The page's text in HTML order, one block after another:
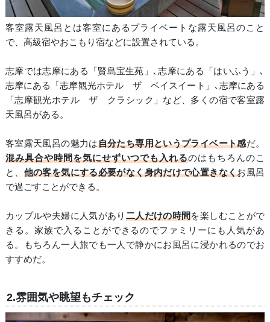
客室露天風呂とは客室にあるプライベートな露天風呂のこと
で、高級宿やおこもり宿などに設置されている。
志摩では志摩にある「賢島宝生苑」､志摩にある「はいふう」､
志摩にある「志摩観光ホテル ザ ベイスイート」､志摩にある
「志摩観光ホテル ザ クラシック」など、多くの宿で客室露
天風呂がある。
客室露天風呂の魅力は自分たち専用というプライベート感だ。
混み具合や時間を気にせずいつでも入れるのはもちろんのこ
と、 他の客を気にする必要がなく身内だけで心置きなくお風呂
で過ごすことができる。
カップルや夫婦に人気があり 二人だけの時間を楽しむことがで
きる。家族で入ることができるのでファミリーにも人気があ
る。もちろん一人旅でも一人で静かにお風呂に浸かれるのでお
すすめだ。
2.雰囲気や眺望もチェック